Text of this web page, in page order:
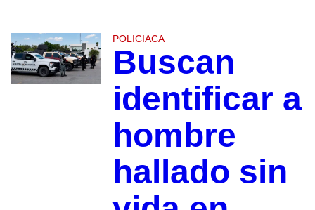
POLICIACA
Buscan
identificar a
hombre
hallado sin